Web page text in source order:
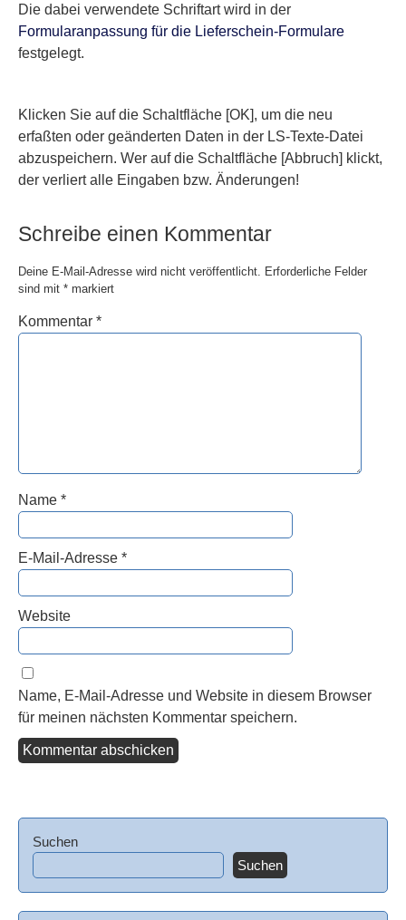
Die dabei verwendete Schriftart wird in der
Formularanpassung für die Lieferschein-Formulare
festgelegt.
Klicken Sie auf die Schaltfläche [OK], um die neu
erfaßten oder geänderten Daten in der LS-Texte-Datei
abzuspeichern. Wer auf die Schaltfläche [Abbruch] klickt,
der verliert alle Eingaben bzw. Änderungen!
Schreibe einen Kommentar
Deine E-Mail-Adresse wird nicht veröffentlicht. Erforderliche Felder
sind mit * markiert
Kommentar *
Name *
E-Mail-Adresse *
Website
Name, E-Mail-Adresse und Website in diesem Browser
für meinen nächsten Kommentar speichern.
Suchen
Suchen